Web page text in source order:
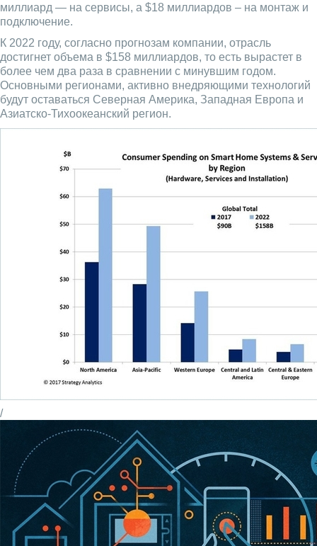
миллиард — на сервисы, а $18 миллиардов – на монтаж и
подключение.
К 2022 году, согласно прогнозам компании, отрасль
достигнет объема в $158 миллиардов, то есть вырастет в
более чем два раза в сравнении с минувшим годом.
Основными регионами, активно внедряющими технологий
будут оставаться Северная Америка, Западная Европа и
Азиатско-Тихоокеанский регион.
/